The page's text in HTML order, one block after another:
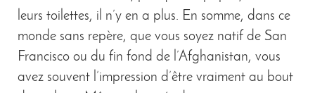
leurs toilettes, il n’y en a plus. En somme, dans ce
monde sans repère, que vous soyez natif de San
Francisco ou du fin fond de l’Afghanistan, vous
avez souvent l’impression d’être vraiment au bout